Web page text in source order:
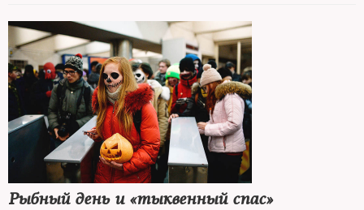
Рыбный день и «тыквенный спас»